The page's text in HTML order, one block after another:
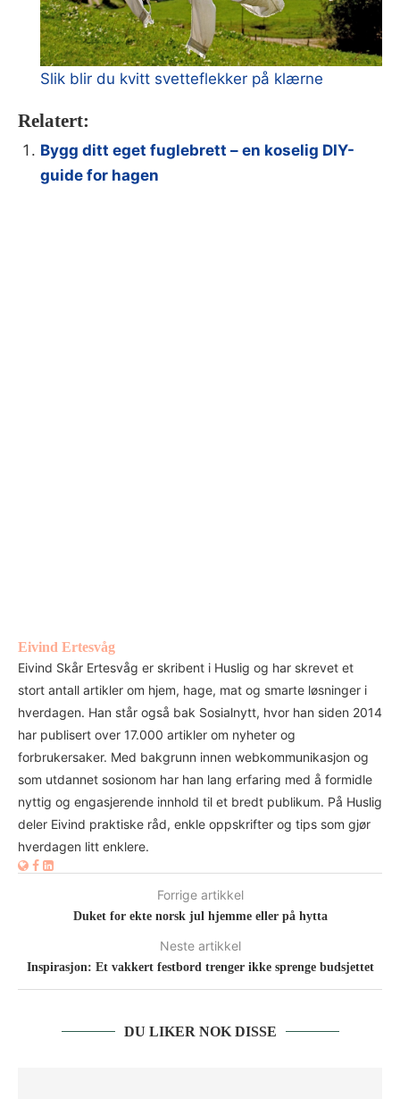
Slik blir du kvitt svetteflekker på klærne
Relatert:
Bygg ditt eget fuglebrett – en koselig DIY-
guide for hagen
Eivind Ertesvåg
Eivind Skår Ertesvåg er skribent i Huslig og har skrevet et
stort antall artikler om hjem, hage, mat og smarte løsninger i
hverdagen. Han står også bak Sosialnytt, hvor han siden 2014
har publisert over 17.000 artikler om nyheter og
forbrukersaker. Med bakgrunn innen webkommunikasjon og
som utdannet sosionom har han lang erfaring med å formidle
nyttig og engasjerende innhold til et bredt publikum. På Huslig
deler Eivind praktiske råd, enkle oppskrifter og tips som gjør
hverdagen litt enklere.
Forrige artikkel
Duket for ekte norsk jul hjemme eller på hytta
Neste artikkel
Inspirasjon: Et vakkert festbord trenger ikke sprenge budsjettet
DU LIKER NOK DISSE